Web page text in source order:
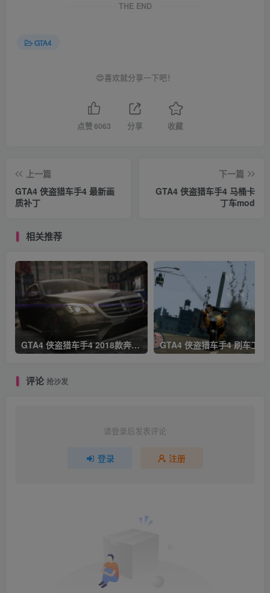
THE END
GTA4
😍喜欢就分享一下吧！
点赞6063 分享 收藏
上一篇
GTA4 侠盗猎车手4 最新画
质补丁
下一篇
GTA4 侠盗猎车手4 马桶卡
丁车mod
相关推荐
GTA4 侠盗猎车手4 2018款奔驰S63轿跑MOD
评论 抢沙发
请登录后发表评论
登录 注册